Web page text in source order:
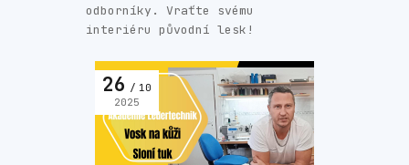
odborníky. Vraťte svému
interiéru původní lesk!
26
10
2025